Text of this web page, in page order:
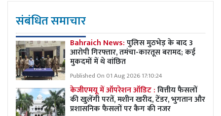
संबंधित समाचार
Bahraich News:पुलिस मुठभेड़ के बाद 3
आरोपी गिरफ्तार, तमंचा-कारतूस बरामद; कई
मुकदमों में थे वांछित
Published On 01 Aug 2026 17:10:24
केजीएमयू में ऑपरेशन ऑडिट :वित्तीय फैसलों
की खुलेंगी परतें, मशीन खरीद, टेंडर, भुगतान और
प्रशासनिक फैसलों पर कैग की नजर